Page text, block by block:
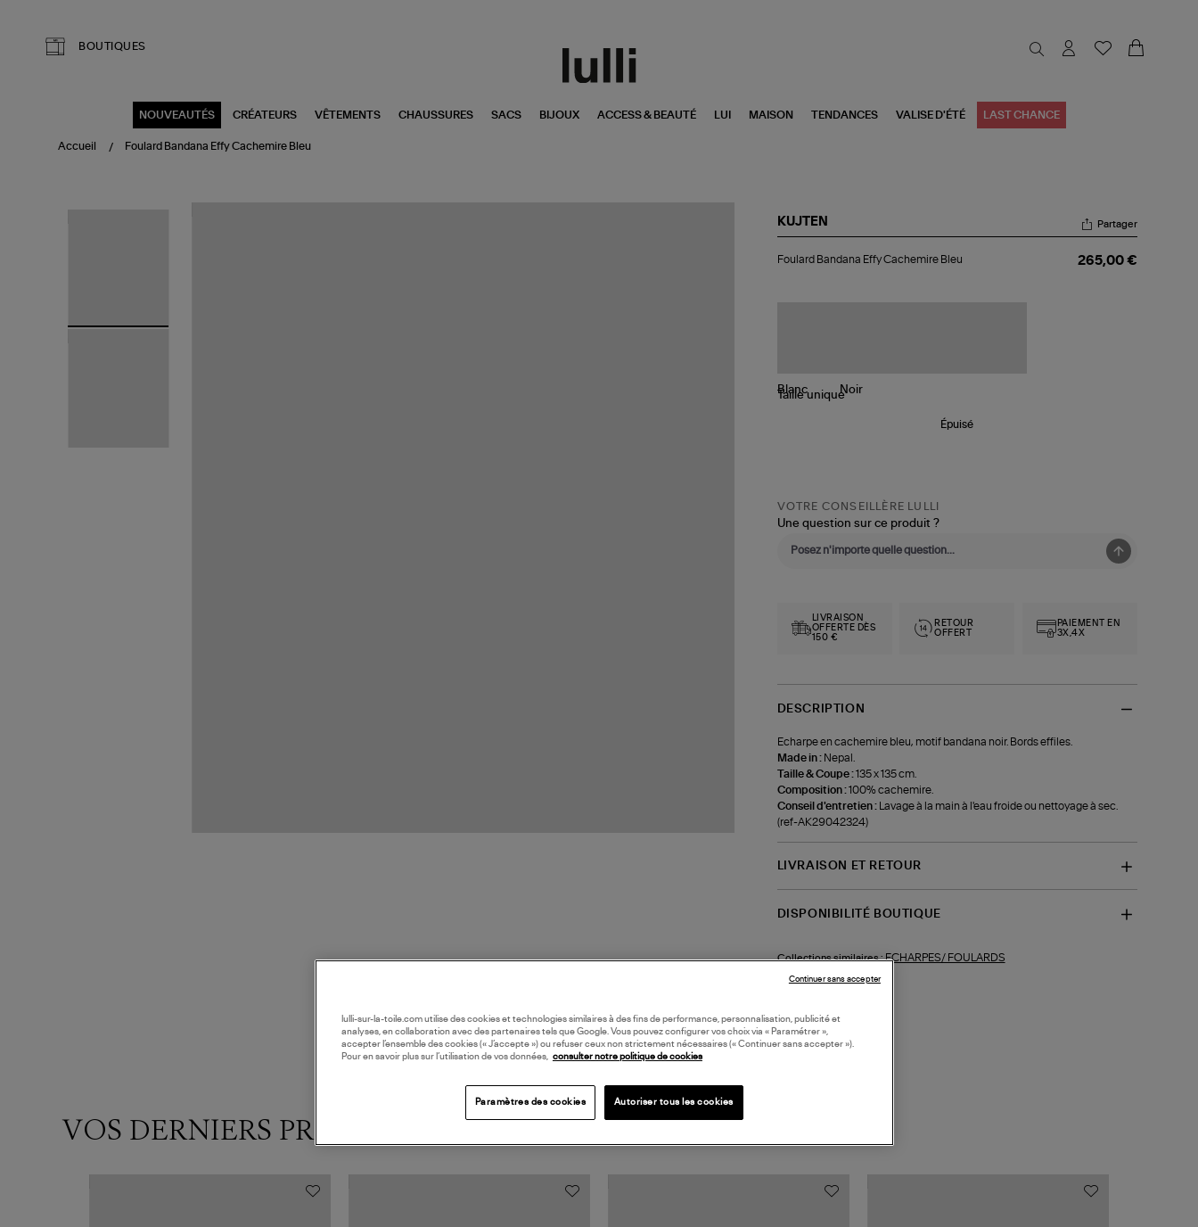
BOUTIQUES
NOUVEAUTÉS CRÉATEURS VÊTEMENTS CHAUSSURES SACS BIJOUX ACCESS & BEAUTÉ LUI MAISON TENDANCES VALISE D'ÉTÉ LAST CHANCE
Accueil Foulard Bandana Effy Cachemire Bleu
KUJTEN
Bandana
Partager
Foulard Bandana Effy Cachemire Bleu 265,00 €
Tailleunique
Épuisé
VOTRE CONSEILLÈRE LULLI
Une question sur ce produit ?
LIVRAISON
OFFERTE DÈS
150 €
RETOUR
OFFERT
PAIEMENT EN
3X,4X
DESCRIPTION
Echarpe en cachemire bleu, motif bandana noir. Bords effiles.
Made in : Nepal.
Taille & Coupe :135 x 135 cm.
Composition :100% cachemire.
Conseil d'entretien :
Lavage à la main à l'eau froide ou nettoyage à sec.
(ref-AK29042324)
LIVRAISON ET RETOUR
DISPONIBILITÉ BOUTIQUE
Collections similaires :ECHARPES/ FOULARDS
VOS DERNIERS PRODUITS VUS
lulli-sur-la-toile.com utilise des cookies et technologies similaires à des fins de performance, personnalisation, publicité et
analyses, en collaboration avec des partenaires tels que Google. Vous pouvez configurer vos choix via « Paramétrer »,
accepter l’ensemble des cookies (« J’accepte ») ou refuser ceux non strictement nécessaires (« Continuer sans accepter »).
Pour en savoir plus sur l’utilisation de vos données, consulter notre politique de cookies
Paramètres des cookies Autoriser tous les cookies
Continuer sans accepter